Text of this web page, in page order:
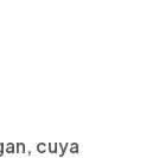
cuya